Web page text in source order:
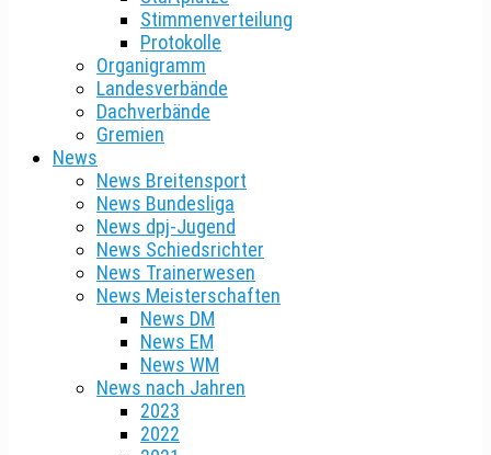
Stimmenverteilung
Protokolle
Organigramm
Landesverbände
Dachverbände
Gremien
News
News Breitensport
News Bundesliga
News dpj-Jugend
News Schiedsrichter
News Trainerwesen
News Meisterschaften
News DM
News EM
News WM
News nach Jahren
2023
2022